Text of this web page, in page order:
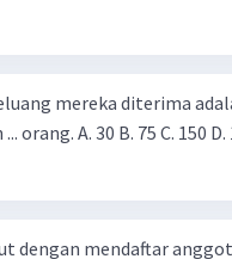
mereka diterima
A. 30 B. 75 C. 150 D.
dengan mendaftar